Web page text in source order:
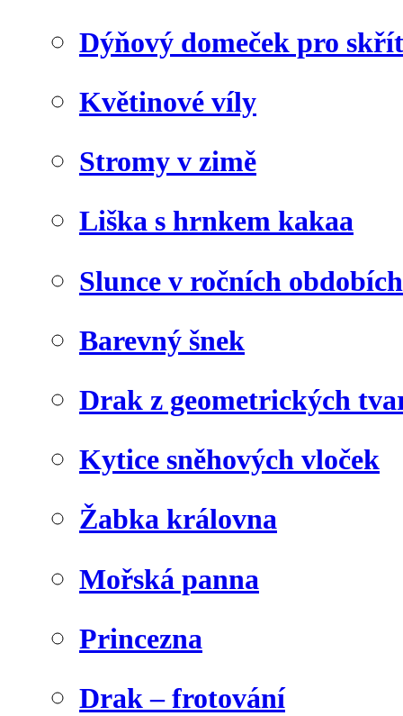
Dýňový domeček pro
Květinové víly
Stromy v zimě
Liška s hrnkem kakaa
Slunce v ročních obdobích
Barevný šnek
Drak z geometrických
Kytice sněhových vloček
Žabka královna
Mořská panna
Princezna
Drak – frotování